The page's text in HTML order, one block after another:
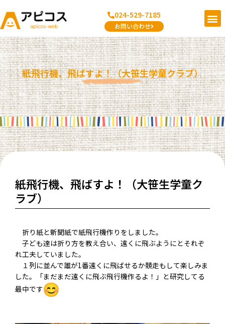
容
を
ス
キ
ッ
プ
024-529-7185
お問い合わせ
メ
ニ
ュ
ー
紙飛行機、飛ばすよ！（大笹生学童クラブ）
紙飛行機、飛ばすよ！（大笹生学童ク
ラブ）
折り紙と新聞紙で紙飛行機作りをしました。
子ども達は折り方を教え合い、遠くに飛ぶようにとそれぞ
れ工夫 していました。
１列に並んで誰が1番遠くに飛ばせるか競走もして楽しみま
した。
「まだまだ遠くに飛ぶ飛行機作るよ！」と研究してる
最中です